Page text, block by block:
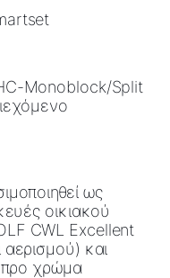
Monoblock/Split
ως
οικιακού
CWL Excellent
και
χρώμα